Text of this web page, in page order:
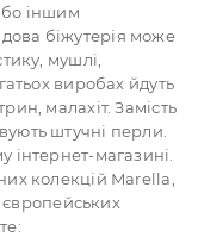
іншим
біжутерія може
мушлі,
виробах йдуть
малахіт. Замість
штучні перли.
інтернет-магазині.
колекцій Marella,